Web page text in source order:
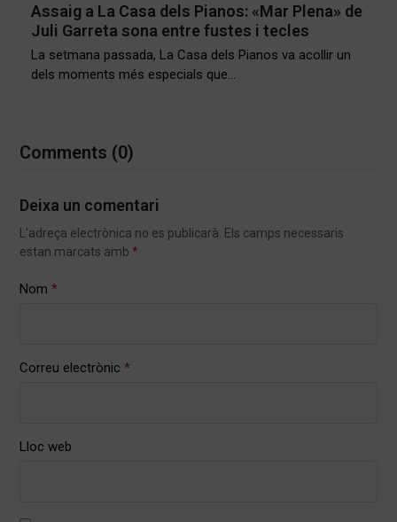
Assaig a La Casa dels Pianos: «Mar Plena» de
Juli Garreta sona entre fustes i tecles
La setmana passada, La Casa dels Pianos va acollir un
dels moments més especials que…
Comments (0)
Deixa un comentari
L'adreça electrònica no es publicarà. Els camps necessaris
estan marcats amb*
Nom*
Correu electrònic*
Lloc web